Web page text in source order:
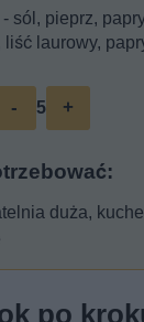
sól, pieprz,
laurowy,
- 5 +
duża,
po